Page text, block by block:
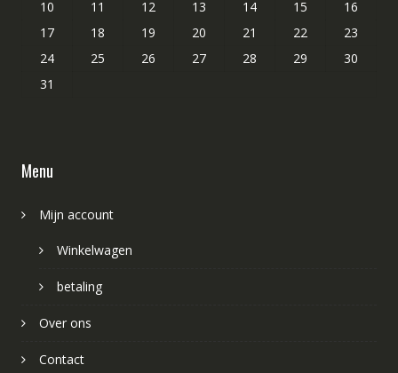
10
11 12 13 14 15
16
17
18 19 20 21 22
23
24
25 26 27 28 29
30
31
Menu
Mijn account
Winkelwagen
betaling
Over ons
Contact